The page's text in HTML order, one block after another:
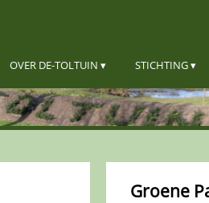
OVER DE-TOLTUIN STICHTING
Groene